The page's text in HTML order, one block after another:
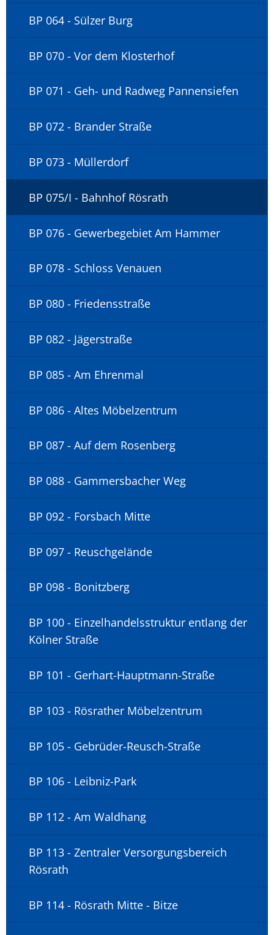
BP 064 - Sülzer Burg
BP 070 - Vor dem Klosterhof
BP 071 - Geh- und Radweg Pannensiefen
BP 072 - Brander Straße
BP 073 - Müllerdorf
BP 075/I - Bahnhof Rösrath
BP 076 - Gewerbegebiet Am Hammer
BP 078 - Schloss Venauen
BP 080 - Friedensstraße
BP 082 - Jägerstraße
BP 085 - Am Ehrenmal
BP 086 - Altes Möbelzentrum
BP 087 - Auf dem Rosenberg
BP 088 - Gammersbacher Weg
BP 092 - Forsbach Mitte
BP 097 - Reuschgelände
BP 098 - Bonitzberg
BP 100 - Einzelhandelsstruktur entlang der
Kölner Straße
BP 101 - Gerhart-Hauptmann-Straße
BP 103 - Rösrather Möbelzentrum
BP 105 - Gebrüder-Reusch-Straße
BP 106 - Leibniz-Park
BP 112 - Am Waldhang
BP 113 - Zentraler Versorgungsbereich
Rösrath
BP 114 - Rösrath Mitte - Bitze